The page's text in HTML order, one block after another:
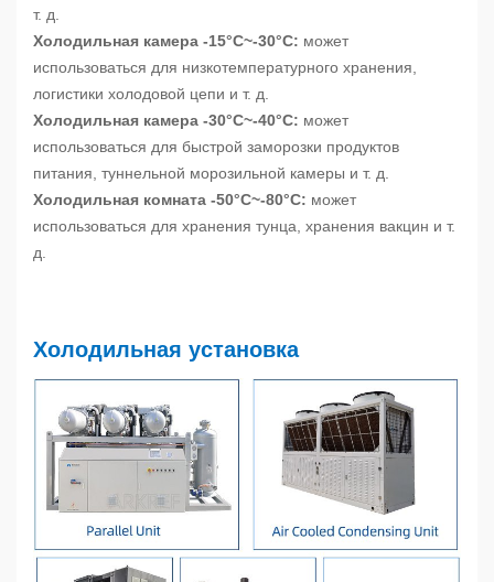
т. д.
Холодильная камера -15°C~-30°C: может
использоваться для низкотемпературного хранения,
логистики холодовой цепи и т. д.
Холодильная камера -30°C~-40°C: может
использоваться для быстрой заморозки продуктов
питания, туннельной морозильной камеры и т. д.
Холодильная комната -50°C~-80°C: может
использоваться для хранения тунца, хранения вакцин и т.
д.
Холодильная установка